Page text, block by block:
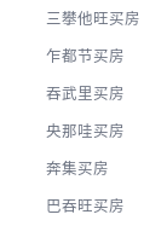
三攀他旺买房
乍都节买房
吞武里买房
央那哇买房
奔集买房
巴吞旺买房